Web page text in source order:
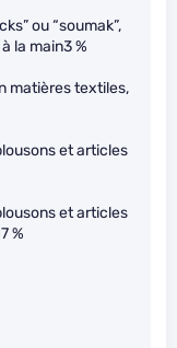
ou “soumak”,
la main3 %
matières textiles,
et articles
et articles
%